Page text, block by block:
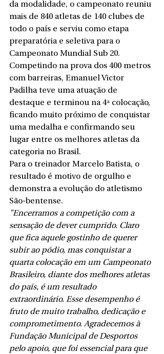
da modalidade, o campeonato reuniu
mais de 840 atletas de 140 clubes de
todo o país e serviu como etapa
preparatória e seletiva para o
Campeonato Mundial Sub 20.
Competindo na prova dos 400 metros
com barreiras, Emanuel Victor
Padilha teve uma atuação de
destaque e terminou na 4ª colocação,
ficando muito próximo de conquistar
uma medalha e confirmando seu
lugar entre os melhores atletas da
categoria no Brasil.
Para o treinador Marcelo Batista, o
resultado é motivo de orgulho e
demonstra a evolução do atletismo
São-bentense.
"Encerramos a competição com a
sensação de dever cumprido. Claro
que fica aquele gostinho de querer
subir ao pódio, mas conquistar a
quarta colocação em um Campeonato
Brasileiro, diante dos melhores atletas
do país, é um resultado
extraordinário. Esse desempenho é
fruto de muito trabalho, dedicação e
comprometimento. Agradecemos à
Fundação Municipal de Desportos
pelo apoio, que foi essencial para que